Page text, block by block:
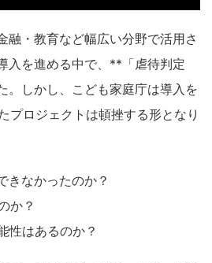
融・教育など幅広い分野で活用さ
入を進める中で、**「虐待判定
。しかし、こども家庭庁は導入を
プロジェクトは頓挫する形となり
きなかったのか？
か？
性はあるのか？